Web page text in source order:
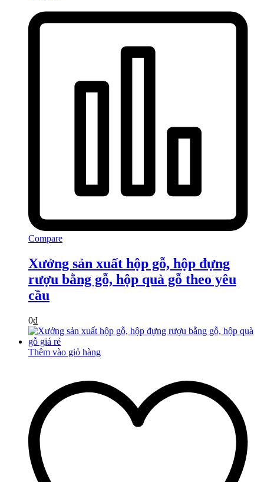
Compare
Xưởng sản xuất hộp gỗ, hộp đựng
rượu bằng gỗ, hộp quà gỗ theo yêu
cầu
0₫
Thêm vào giỏ hàng